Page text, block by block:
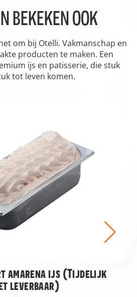
BEKEKEN OOK
om bij Otelli. Vakmanschap en
producten te maken. Een
ijs en patisserie, die stuk
tot leven komen.
amarena ijs (Tijdelijk
leverbaar)